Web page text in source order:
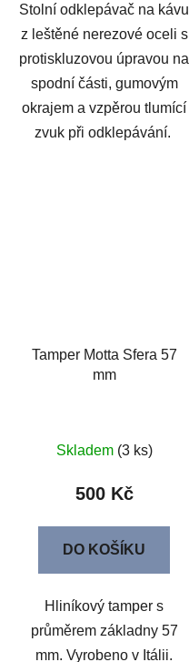
Stolní odklepávač na kávu
z leštěné nerezové oceli s
protiskluzovou úpravou na
spodní části, gumovým
okrajem a vzpěrou tlumící
zvuk při odklepávání.
Tamper Motta Sfera 57
mm
Skladem (3 ks)
500 Kč
DO KOŠÍKU
Hliníkový tamper s
průměrem základny 57
mm. Vyrobeno v Itálii.